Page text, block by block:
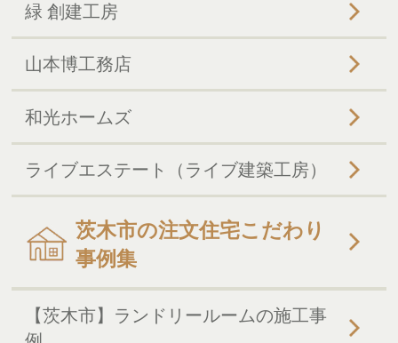
緑 創建工房
山本博工務店
和光ホームズ
ライブエステート（ライブ建築工房）
茨木市の注文住宅こだわり
事例集
【茨木市】ランドリールームの施工事